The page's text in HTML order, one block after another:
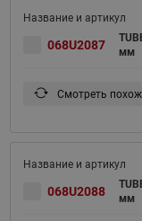
068U2087
мм
Смотреть
068U2088
мм